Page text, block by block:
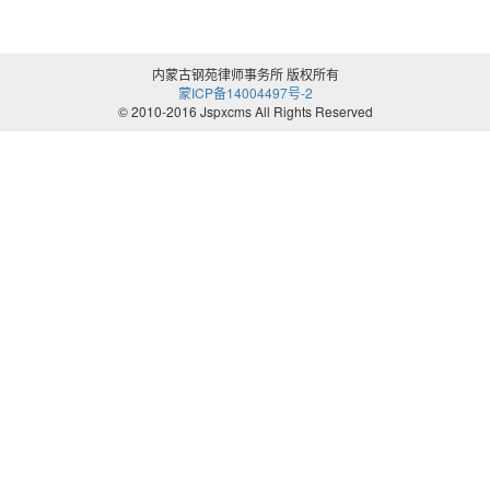
内蒙古钢苑律师事务所 版权所有
蒙ICP备14004497号-2
© 2010-2016 Jspxcms All Rights Reserved